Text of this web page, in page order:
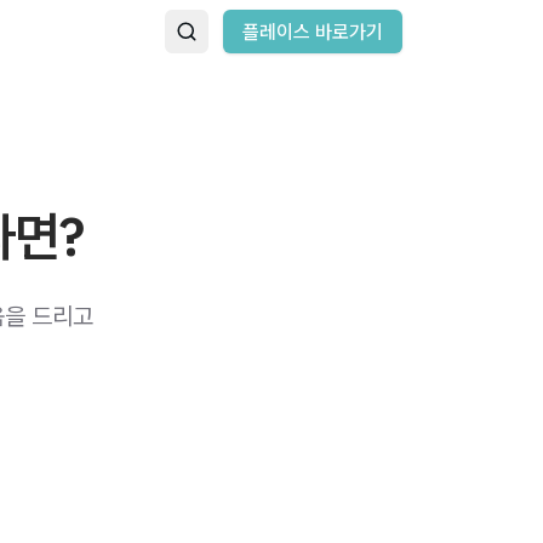
플레이스 바로가기
면?
드리고